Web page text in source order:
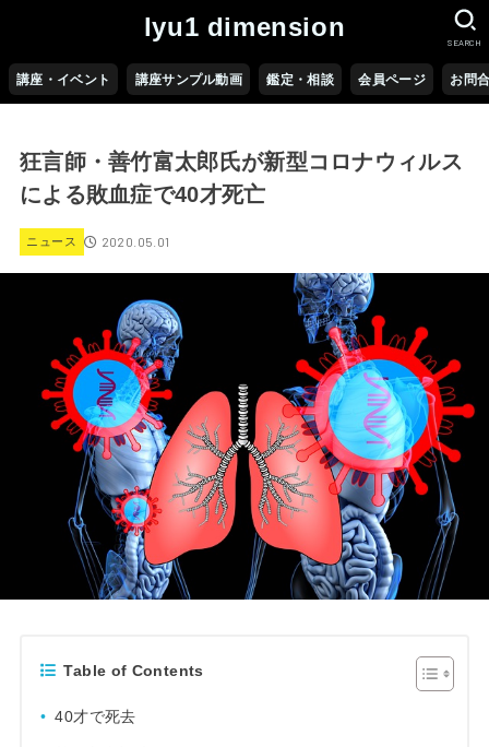
lyu1 dimension
講座・イベント 講座サンプル動画 鑑定・相談 会員ページ お問
SEARCH
狂言師・善竹富太郎氏が新型コロナウィルス
による敗血症で40才死亡
ニュース 2020.05.01
Table of Contents
40才で死去